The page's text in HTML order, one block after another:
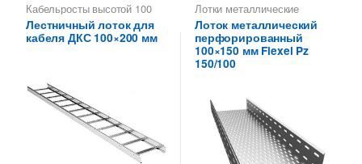
Кабельросты высотой 100
мм Лотки лестничные ДКС
Лотки металлические
высотой 100 мм,
Лестничный лоток для
кабеля ДКС 100×200 мм
Лотки металлические
высотой 100 мм
Перфорированные лотки
высотой 100 мм
Лоток металлический
перфорированный
100×150 мм Flexel Pz
150/100